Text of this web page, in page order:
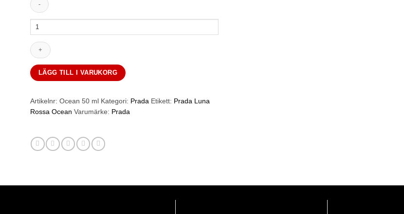
Prada
Rossa
Ocean
50
Ml
mängd
LÄGG TILL I VARUKORG
Artikelnr: Ocean 50 ml Kategori: Prada Etikett: Prada Luna
Rossa Ocean Varumärke: Prada